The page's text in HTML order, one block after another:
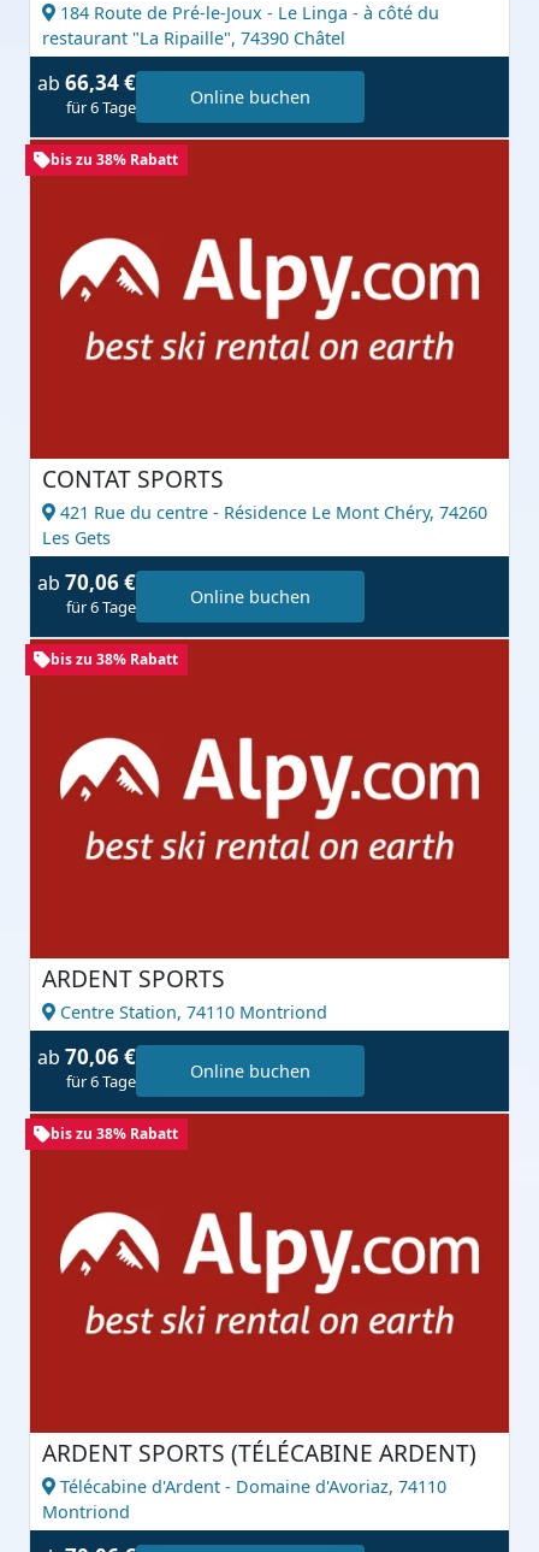
184 Route de Pré-le-Joux - Le Linga - à côté du
restaurant "La Ripaille", 74390 Châtel
ab 66,34 €
für 6 Tage Online buchen
bis zu 38% Rabatt
CONTAT SPORTS
421 Rue du centre - Résidence Le Mont Chéry, 74260
Les Gets
ab 70,06 €
für 6 Tage Online buchen
bis zu 38% Rabatt
ARDENT SPORTS
Centre Station, 74110 Montriond
ab 70,06 €
für 6 Tage Online buchen
bis zu 38% Rabatt
ARDENT SPORTS (TÉLÉCABINE ARDENT)
Télécabine d'Ardent - Domaine d'Avoriaz, 74110
Montriond